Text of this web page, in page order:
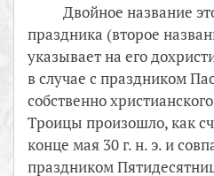
Двойное название
праздника (второе
указывает на его
в случае с праздником
собственно
Троицы произошло, как
конце мая 30 г. н. э. и
праздником